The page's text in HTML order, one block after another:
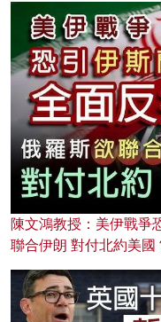
陳文鴻教授：美伊戰爭
聯合伊朗 對付北約美國